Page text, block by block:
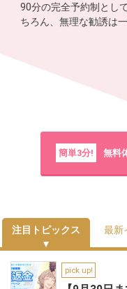
90分の完全予約制とし
ちろん、無理な勧誘は
簡単3分! 無料
注目トピックス 最新
pick up!